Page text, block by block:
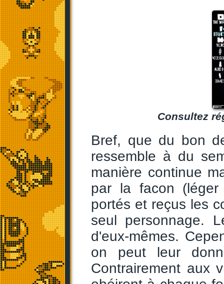
Consultez
Bref, que du bon
ressemble à du
manière continue
par la facon
portés et reçus les
seul personnage.
d'eux-mêmes.
on peut leur
Contrairement aux